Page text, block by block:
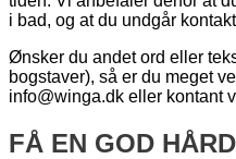
i bad, og at du undgår
Ønsker du andet ord eller
bogstaver), så er du meget
info@winga.dk eller kontant
FÅ EN GOD